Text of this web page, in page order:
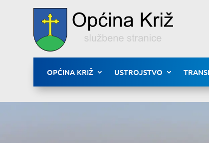
OPĆINA KRIŽ USTROJSTVO